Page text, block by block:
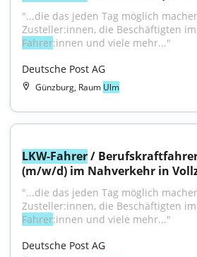
"...die das jeden Tag möglich
Zusteller:innen, die Beschäftigten
Fahrer:innen und viele mehr..."
Deutsche Post AG
Günzburg, Raum Ulm
LKW-Fahrer /
(m/w/d) im Nahverkehr in
"...die das jeden Tag möglich
Zusteller:innen, die Beschäftigten
Fahrer:innen und viele mehr..."
Deutsche Post AG